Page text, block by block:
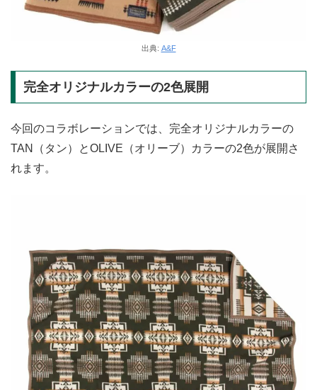
出典: A&F
完全オリジナルカラーの2色展開
今回のコラボレーションでは、完全オリジナルカラーの
TAN（タン）とOLIVE（オリーブ）カラーの2色が展開さ
れます。